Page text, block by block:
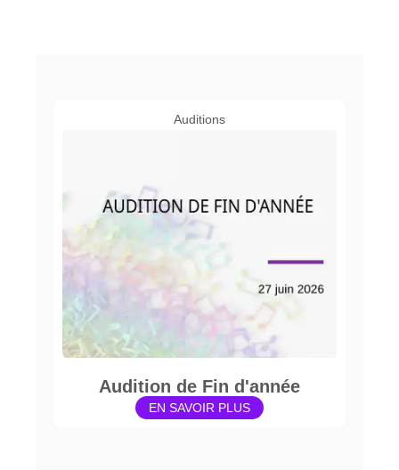
Auditions
Audition de Fin d'année
EN SAVOIR PLUS